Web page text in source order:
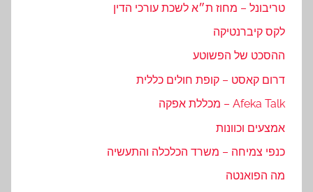
טריבונל – מחוז ת״א לשכת עורכי הדין
לקס קיברנטיקה
ההסכט של הפשוטע
דרום קאסט – קופת חולים כללית
Afeka Talk – מכללת אפקה
אמצעים וכוונות
כנפי צמיחה – משרד הכלכלה והתעשיה
מה הפואנטה